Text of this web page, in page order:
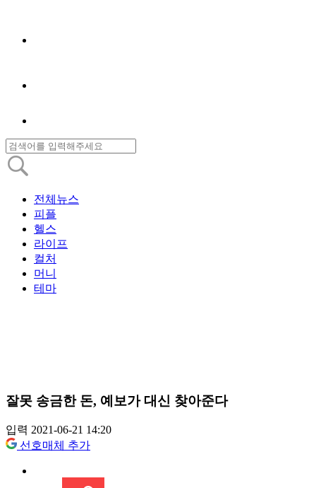
전체뉴스
피플
헬스
라이프
컬처
머니
테마
잘못 송금한 돈, 예보가 대신 찾아준다
입력 2021-06-21 14:20
선호매체 추가